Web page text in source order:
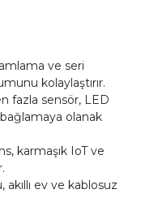
ve seri
kolaylaştırır.
fazla sensör, LED
olanak
karmaşık IoT ve
ev ve kablosuz